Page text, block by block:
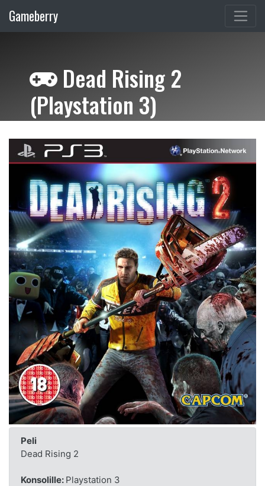
Gameberry
Dead Rising 2
(Playstation 3)
Peli
Dead Rising 2
Konsolille: Playstation 3